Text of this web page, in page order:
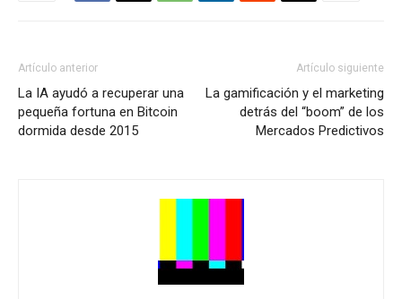
Artículo anterior
La IA ayudó a recuperar una
pequeña fortuna en Bitcoin
dormida desde 2015
Artículo siguiente
La gamificación y el marketing
detrás del “boom” de los
Mercados Predictivos